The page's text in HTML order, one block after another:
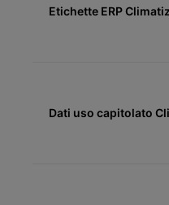
Etichette ERP
Dati uso capitolato